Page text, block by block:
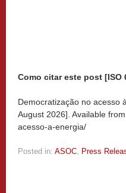
Como citar este post [ISO
Democratização no acesso
August 2026]. Available
acesso-a-energia/
Posted in: ASOC Press